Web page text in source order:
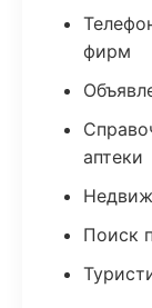
фирм
аптеки
Поиск